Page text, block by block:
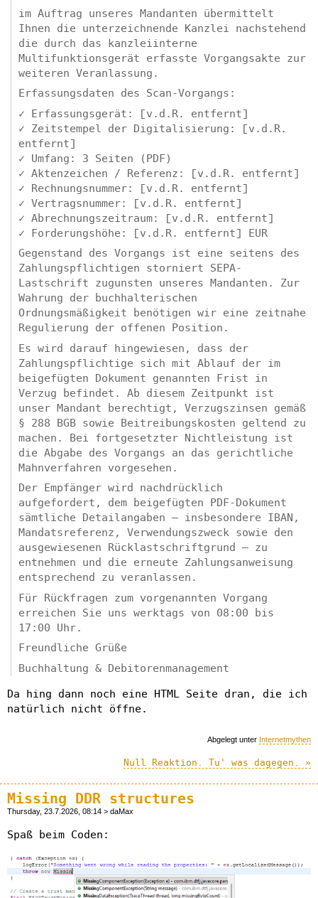
im Auftrag unseres Mandanten übermittelt
Ihnen die unterzeichnende Kanzlei nachstehend
die durch das kanzleiinterne
Multifunktionsgerät erfasste Vorgangsakte zur
weiteren Veranlassung.
Erfassungsdaten des Scan-Vorgangs:
✓ Erfassungsgerät: [v.d.R. entfernt]
✓ Zeitstempel der Digitalisierung: [v.d.R.
entfernt]
✓ Umfang: 3 Seiten (PDF)
✓ Aktenzeichen / Referenz: [v.d.R. entfernt]
✓ Rechnungsnummer: [v.d.R. entfernt]
✓ Vertragsnummer: [v.d.R. entfernt]
✓ Abrechnungszeitraum: [v.d.R. entfernt]
✓ Forderungshöhe: [v.d.R. entfernt] EUR
Gegenstand des Vorgangs ist eine seitens des
Zahlungspflichtigen storniert SEPA-
Lastschrift zugunsten unseres Mandanten. Zur
Wahrung der buchhalterischen
Ordnungsmäßigkeit benötigen wir eine zeitnahe
Regulierung der offenen Position.
Es wird darauf hingewiesen, dass der
Zahlungspflichtige sich mit Ablauf der im
beigefügten Dokument genannten Frist in
Verzug befindet. Ab diesem Zeitpunkt ist
unser Mandant berechtigt, Verzugszinsen gemäß
§ 288 BGB sowie Beitreibungskosten geltend zu
machen. Bei fortgesetzter Nichtleistung ist
die Abgabe des Vorgangs an das gerichtliche
Mahnverfahren vorgesehen.
Der Empfänger wird nachdrücklich
aufgefordert, dem beigefügten PDF-Dokument
sämtliche Detailangaben – insbesondere IBAN,
Mandatsreferenz, Verwendungszweck sowie den
ausgewiesenen Rücklastschriftgrund – zu
entnehmen und die erneute Zahlungsanweisung
entsprechend zu veranlassen.
Für Rückfragen zum vorgenannten Vorgang
erreichen Sie uns werktags von 08:00 bis
17:00 Uhr.
Freundliche Grüße
Buchhaltung & Debitorenmanagement
Da hing dann noch eine HTML Seite dran, die ich
natürlich nicht öffne.
Abgelegt unter Internetmythen
Null Reaktion. Tu' was dagegen. »
Missing DDR structures
Thursday, 23.7.2026, 08:14 > daMax
Spaß beim Coden: